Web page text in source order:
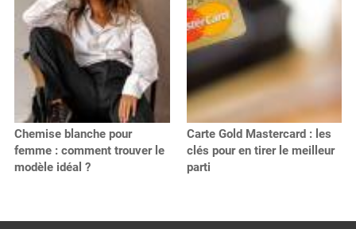
Chemise blanche pour
femme : comment trouver le
modèle idéal ?
Carte Gold Mastercard : les
clés pour en tirer le meilleur
parti